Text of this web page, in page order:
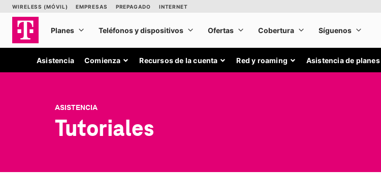
Asistencia Comienza Recursos de la cuenta Red y roaming Asistencia de planes
ASISTENCIA
Tutoriales